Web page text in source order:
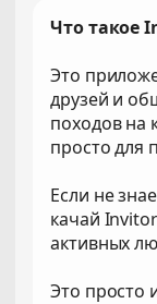
Что такое
Это
друзей и
походов на
просто для
Если не
качай
активных
Это просто